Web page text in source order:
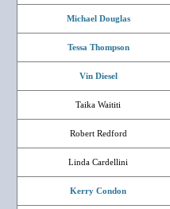
Michael Douglas
Tessa Thompson
Vin Diesel
Taika Waititi
Robert Redford
Linda Cardellini
Kerry Condon